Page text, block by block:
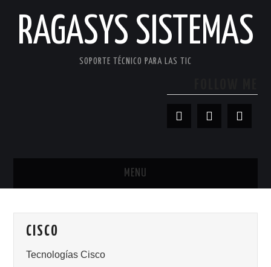
RAGASYS SISTEMAS
SOPORTE TÉCNICO PARA LAS TIC
MENU
ACERCA DE
CISCO
Tecnologías Cisco